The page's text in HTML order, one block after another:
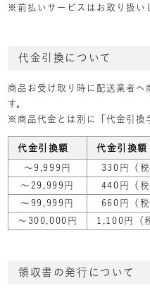
※前払いサービスはお取り扱い
代金引換について
商品お受け取り時に配送業者
す。
※商品代金とは別に「代金引換
代金引換額 代金引換額
～9,999円
330円（税
～29,999円
440円（税
～99,999円
660円（税
～300,000円
1,100円（
領収書の発行について